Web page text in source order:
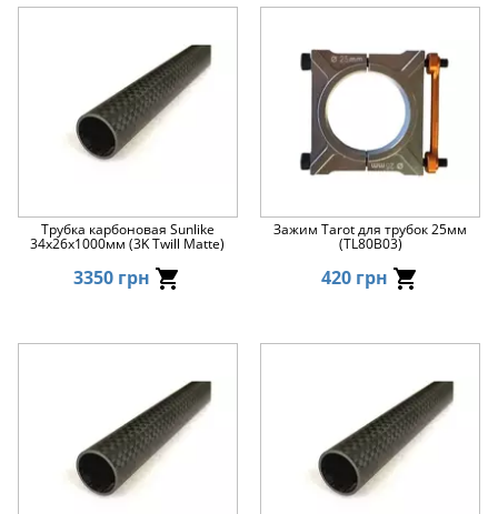
Трубка карбоновая Sunlike
34x26x1000мм (3K Twill Matte)
3350 грн
Зажим Tarot для трубок 25мм
(TL80B03)
420 грн